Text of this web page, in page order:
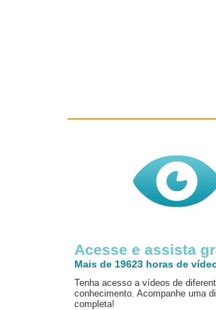
Acesse e assista
Mais de 19623 horas de
Tenha acesso a vídeos de
conhecimento. Acompanhe uma
completa!